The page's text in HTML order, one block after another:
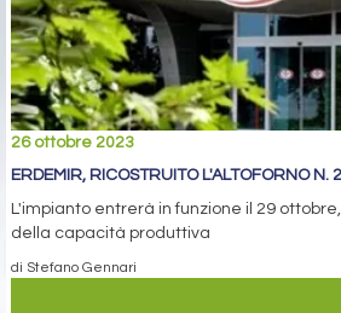
26 ottobre 2023
ERDEMIR, RICOSTRUITO L'ALTOFORNO N. 2
L'impianto entrerà in funzione il 29
della capacità produttiva
di Stefano Gennari